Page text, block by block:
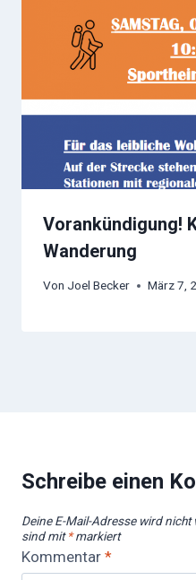
Vorankündigung!
Wanderung
Von Joel Becker März 7,
Schreibe einen
Deine E-Mail-Adresse wird
sind mit*markiert
Kommentar *